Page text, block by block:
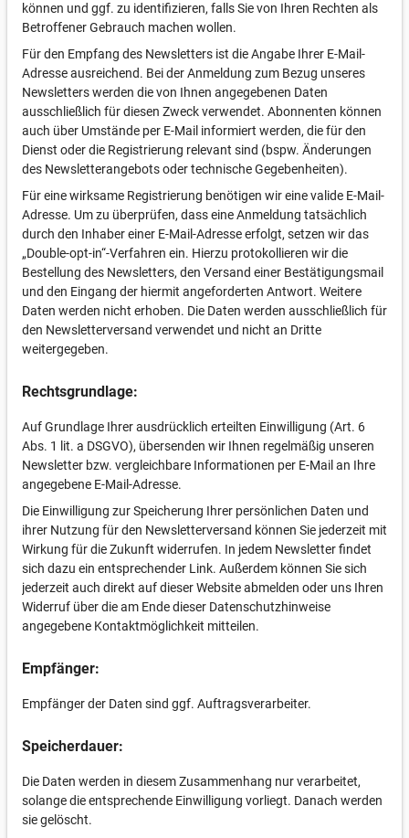
können und ggf. zu identifizieren, falls Sie von Ihren Rechten als
Betroffener Gebrauch machen wollen.
Für den Empfang des Newsletters ist die Angabe Ihrer E-Mail-
Adresse ausreichend. Bei der Anmeldung zum Bezug unseres
Newsletters werden die von Ihnen angegebenen Daten
ausschließlich für diesen Zweck verwendet. Abonnenten können
auch über Umstände per E-Mail informiert werden, die für den
Dienst oder die Registrierung relevant sind (bspw. Änderungen
des Newsletterangebots oder technische Gegebenheiten).
Für eine wirksame Registrierung benötigen wir eine valide E-Mail-
Adresse. Um zu überprüfen, dass eine Anmeldung tatsächlich
durch den Inhaber einer E-Mail-Adresse erfolgt, setzen wir das
„Double-opt-in“-Verfahren ein. Hierzu protokollieren wir die
Bestellung des Newsletters, den Versand einer Bestätigungsmail
und den Eingang der hiermit angeforderten Antwort. Weitere
Daten werden nicht erhoben. Die Daten werden ausschließlich für
den Newsletterversand verwendet und nicht an Dritte
weitergegeben.
Rechtsgrundlage:
Auf Grundlage Ihrer ausdrücklich erteilten Einwilligung (Art. 6
Abs. 1 lit. a DSGVO), übersenden wir Ihnen regelmäßig unseren
Newsletter bzw. vergleichbare Informationen per E-Mail an Ihre
angegebene E-Mail-Adresse.
Die Einwilligung zur Speicherung Ihrer persönlichen Daten und
ihrer Nutzung für den Newsletterversand können Sie jederzeit mit
Wirkung für die Zukunft widerrufen. In jedem Newsletter findet
sich dazu ein entsprechender Link. Außerdem können Sie sich
jederzeit auch direkt auf dieser Website abmelden oder uns Ihren
Widerruf über die am Ende dieser Datenschutzhinweise
angegebene Kontaktmöglichkeit mitteilen.
Empfänger:
Empfänger der Daten sind ggf. Auftragsverarbeiter.
Speicherdauer:
Die Daten werden in diesem Zusammenhang nur verarbeitet,
solange die entsprechende Einwilligung vorliegt. Danach werden
sie gelöscht.